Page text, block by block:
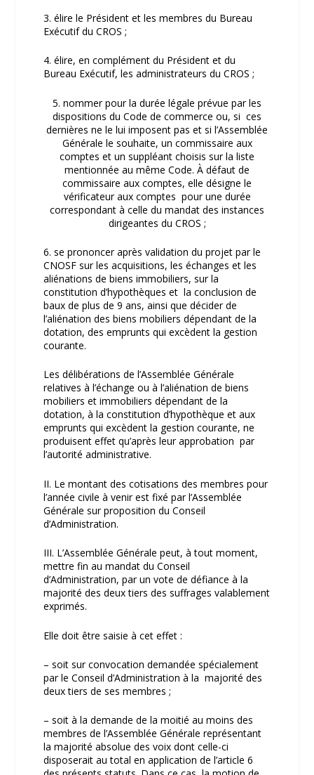
3. élire le Président et les membres du Bureau
Exécutif du CROS ;
4. élire, en complément du Président et du
Bureau Exécutif, les administrateurs du CROS ;
5. nommer pour la durée légale prévue par les
dispositions du Code de commerce ou, si ces
dernières ne le lui imposent pas et si l’Assemblée
Générale le souhaite, un commissaire aux
comptes et un suppléant choisis sur la liste
mentionnée au même Code. À défaut de
commissaire aux comptes, elle désigne le
vérificateur aux comptes pour une durée
correspondant à celle du mandat des instances
dirigeantes du CROS ;
6. se prononcer après validation du projet par le
CNOSF sur les acquisitions, les échanges et les
aliénations de biens immobiliers, sur la
constitution d’hypothèques et la conclusion de
baux de plus de 9 ans, ainsi que décider de
l’aliénation des biens mobiliers dépendant de la
dotation, des emprunts qui excèdent la gestion
courante.
Les délibérations de l’Assemblée Générale
relatives à l’échange ou à l’aliénation de biens
mobiliers et immobiliers dépendant de la
dotation, à la constitution d’hypothèque et aux
emprunts qui excèdent la gestion courante, ne
produisent effet qu’après leur approbation par
l’autorité administrative.
II. Le montant des cotisations des membres pour
l’année civile à venir est fixé par l’Assemblée
Générale sur proposition du Conseil
d’Administration.
III. L’Assemblée Générale peut, à tout moment,
mettre fin au mandat du Conseil
d’Administration, par un vote de défiance à la
majorité des deux tiers des suffrages valablement
exprimés.
Elle doit être saisie à cet effet :
– soit sur convocation demandée spécialement
par le Conseil d’Administration à la majorité des
deux tiers de ses membres ;
– soit à la demande de la moitié au moins des
membres de l’Assemblée Générale représentant
la majorité absolue des voix dont celle-ci
disposerait au total en application de l’article 6